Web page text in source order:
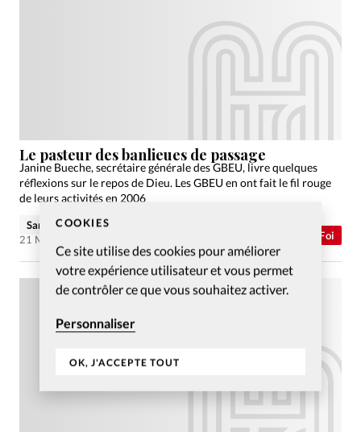
COOKIES
Ce site utilise des cookies pour améliorer
votre expérience utilisateur et vous permet
de contrôler ce que vous souhaitez activer.
Personnaliser
OK, J'ACCEPTE TOUT
Foi
Le pasteur des banlieues de passage
Janine Bueche, secrétaire générale des GBEU, livre quelques
réflexions sur le repos de Dieu. Les GBEU en ont fait le fil rouge
de leurs activités en 2006
Sandrine Roulet
21 Mai 2007